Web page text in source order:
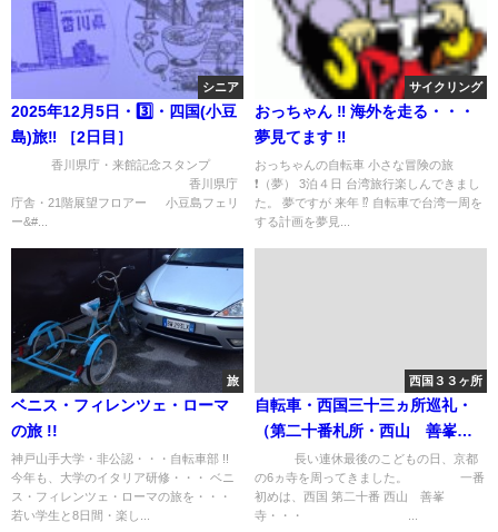
シニア
2025年12月5日・3️⃣・四国(小豆
島)旅‼︎ ［2日目］
香川県庁・来館記念スタンプ
香川県庁
庁舎・21階展望フロアー 小豆島フェリ
ー&#...
サイクリング
おっちゃん ‼︎ 海外を走る・・・
夢見てます ‼︎
おっちゃんの自転車 小さな冒険の旅
❗️（夢） 3泊４日 台湾旅行楽しんできまし
た。 夢ですが 来年 ⁉︎ 自転車で台湾一周を
する計画を夢見...
旅
ベニス・フィレンツェ・ローマ
の旅 !!
神戸山手大学・非公認・・・自転車部 !!
今年も、大学のイタリア研修・・・ ベニ
ス・フィレンツェ・ローマの旅を・・・
若い学生と8日間・楽し...
西国３３ヶ所
自転車・西国三十三ヵ所巡礼・
（第二十番札所・西山 善峯
長い連休最後のこどもの日、京都
の6ヵ寺を周ってきました。 一番
初めは、西国 第二十番 西山 善峯
寺・・・ ...